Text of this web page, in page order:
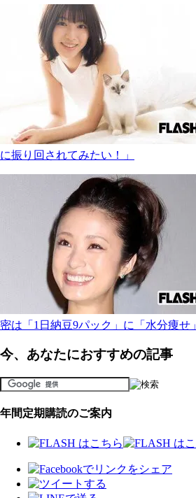
に振り回されてみたい！」
密は「1日納豆9パック」に「水分痩せ」
今、あなたにおすすめの記事
年間定期購読のご案内